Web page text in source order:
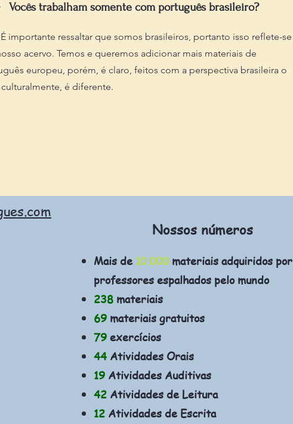
Vocês trabalham somente com português brasileiro?
importante ressaltar que somos brasileiros, portanto isso reflete-se
acervo. Temos e queremos adicionar mais materiais de
europeu, porém, é claro, feitos com a perspectiva brasileira o
é diferente.
Nossos números
Mais de 10.000 materiais adquiridos por
professores espalhados pelo mundo
238 materiais
69 materiais gratuitos
79 exercícios
44Atividades Orais
19 Atividades Auditivas
42 Atividades de Leitura
12 Atividades de Escrita